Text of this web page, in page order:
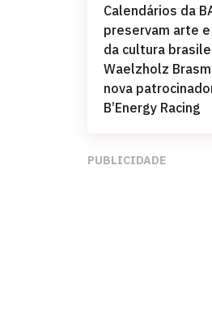
Calendários da
preservam arte
da cultura
Waelzholz
nova
B’Energy Racing
PUBLICIDADE